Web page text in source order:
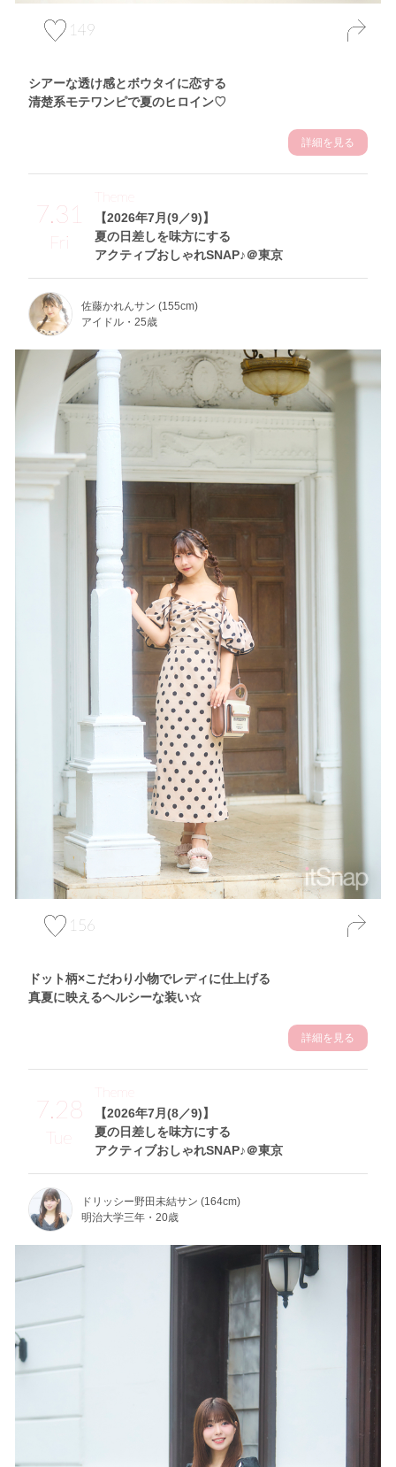
149
シアーな透け感とボウタイに恋する
清楚系モテワンピで夏のヒロイン♡
詳細を見る
7.31
Fri
【2026年7月(9／9)】
夏の日差しを味方にする
アクティブおしゃれSNAP♪＠東京
Theme
佐藤かれんサン (155cm)
アイドル・25歳
156
ドット柄×こだわり小物でレディに仕上げる
真夏に映えるヘルシーな装い☆
詳細を見る
7.28
Tue
【2026年7月(8／9)】
夏の日差しを味方にする
アクティブおしゃれSNAP♪＠東京
Theme
ドリッシー野田未結サン (164cm)
明治大学三年・20歳